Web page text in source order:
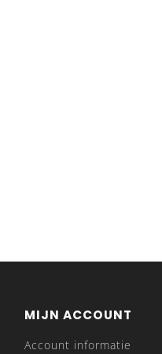
MIJN ACCOUNT
Account informatie